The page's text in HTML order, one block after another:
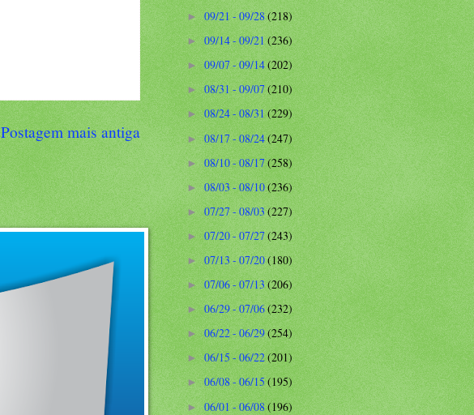
Postagem mais antiga
►09/21 - 09/28(218)
►09/14 - 09/21(236)
►09/07 - 09/14(202)
►08/31 - 09/07(210)
►08/24 - 08/31(229)
►08/17 - 08/24(247)
►08/10 - 08/17(258)
►08/03 - 08/10(236)
►07/27 - 08/03(227)
►07/20 - 07/27(243)
►07/13 - 07/20(180)
►07/06 - 07/13(206)
►06/29 - 07/06(232)
►06/22 - 06/29(254)
►06/15 - 06/22(201)
►06/08 - 06/15(195)
►06/01 - 06/08(196)